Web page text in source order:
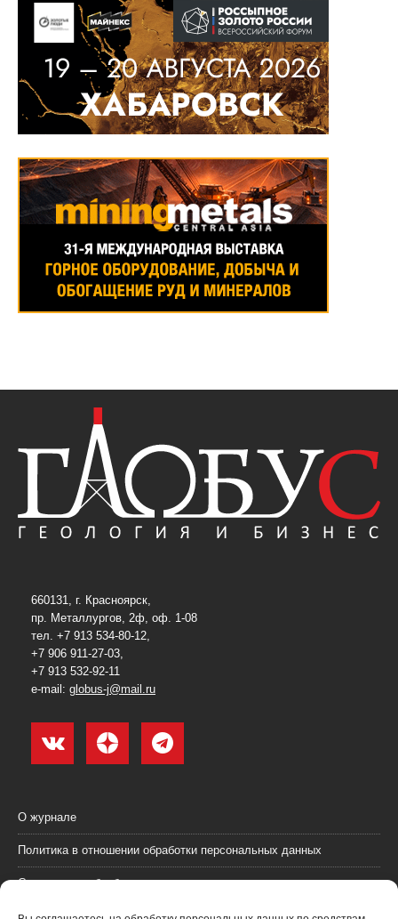
660131, г. Красноярск,
пр. Металлургов, 2ф, оф. 1-08
тел. +7 913 534-80-12,
+7 906 911-27-03,
+7 913 532-92-11
e-mail: globus-j@mail.ru
О журнале
Политика в отношении обработки персональных данных
Согласие на обработку персональных данных
Пользовательское соглашение (оферта)